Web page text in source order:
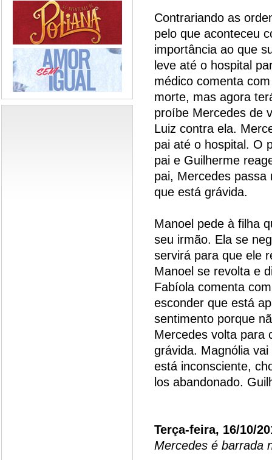
Contrariando as
pelo que aconteceu
importância ao que
leve até o hospital
médico comenta
morte, mas agora
proíbe Mercedes de
Luiz contra ela.
pai até o hospital. O
pai e Guilherme
pai, Mercedes passa
que está grávida.
Manoel pede à filha
seu irmão. Ela se
servirá para que ele
Manoel se revolta e
Fabíola comenta
esconder que está
sentimento porque
Mercedes volta para
grávida. Magnólia
está inconsciente,
los abandonado.
Terça-feira, 16/10/
Mercedes é barrada